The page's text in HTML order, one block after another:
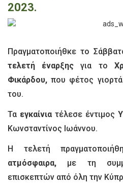
2023.
Πραγματοποιήθκε το
τελετή έναρξης για το
Φικάρδου, που φέτος
του.
Τα εγκαίνιατέλεσε έντιμος
Κωνσταντίνος Ιωάννου.
Η τελετή
ατμόσφαιρα, με τη
επισκεπτών από όλη την